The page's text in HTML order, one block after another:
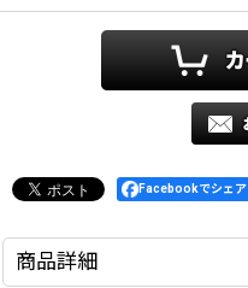
Facebookでシェア
商品詳細